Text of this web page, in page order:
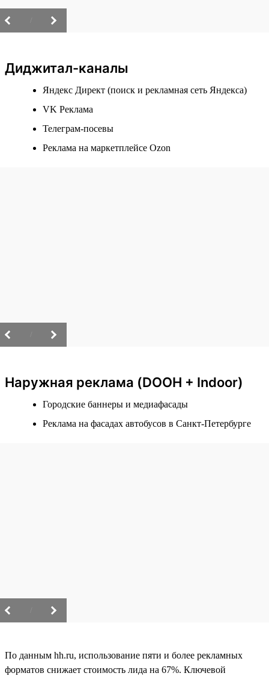
Диджитал-каналы
Яндекс Директ (поиск и рекламная сеть Яндекса)
VK Реклама
Телеграм-посевы
Реклама на маркетплейсе Ozon
Наружная реклама (DOOH + Indoor)
Городские баннеры и медиафасады
Реклама на фасадах автобусов в Санкт-Петербурге
По данным hh.ru, использование пяти и более рекламных
форматов снижает стоимость лида на 67%. Ключевой